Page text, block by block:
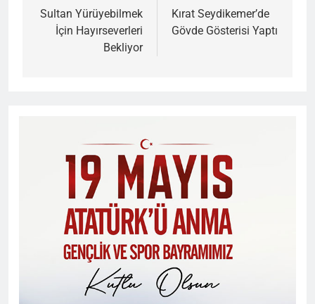
gezinmesi
Sultan Yürüyebilmek
İçin Hayırseverleri
Bekliyor
Kırat Seydikemer’de
Gövde Gösterisi Yaptı